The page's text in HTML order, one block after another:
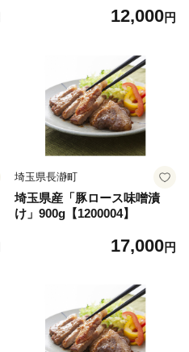
12,000円
埼玉県長瀞町
埼玉県産「豚ロース味噌漬
け」900g【1200004】
17,000円